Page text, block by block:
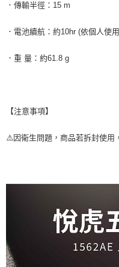
．傳輸半徑：15 m
．電池續航：約10hr (依個人使
．重 量：約61.8 g
【注意事項】
⚠️因衛生問題，商品若拆封使用